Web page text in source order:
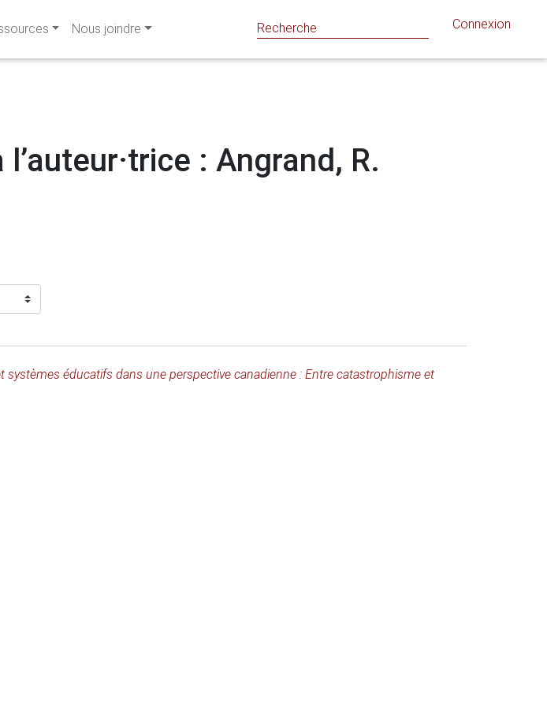
Nous joindre Connexion
: Angrand, R.
systèmes éducatifs dans une perspective canadienne : Entre catastrophisme et